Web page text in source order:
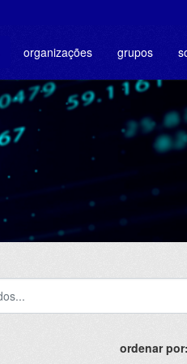
organizações grupos
ordenar por